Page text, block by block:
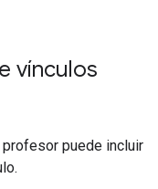
vínculos
profesor puede incluir